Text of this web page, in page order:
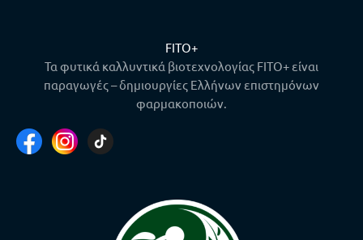
FITO+
Τα φυτικά καλλυντικά βιοτεχνολογίας FITO+ είναι
παραγωγές – δημιουργίες Ελλήνων επιστημόνων
φαρμακοποιών.